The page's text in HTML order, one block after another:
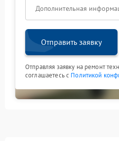
Отправить заявку
Отправляя заявку на ремонт
соглашаетесь с Политикой